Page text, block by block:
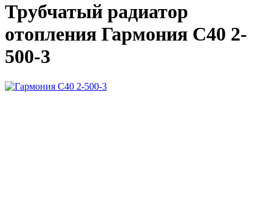
Трубчатый радиатор
отопления Гармония С40 2-
500-3